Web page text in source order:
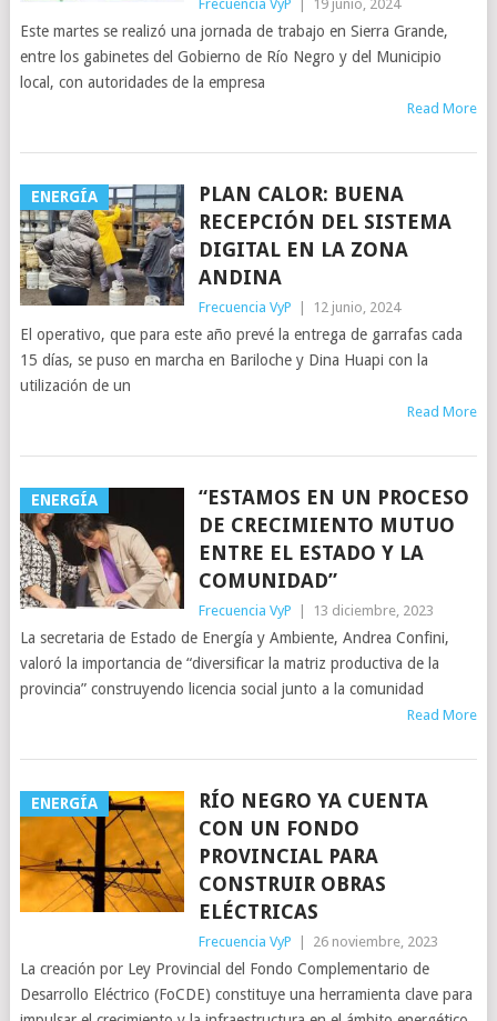
Frecuencia VyP 19 junio, 2024
Este martes se realizó una jornada de trabajo en Sierra Grande,
entre los gabinetes del Gobierno de Río Negro y del Municipio
local, con autoridades de la empresa
Read More
ENERGÍA
PLAN CALOR: BUENA
RECEPCIÓN DEL SISTEMA
DIGITAL EN LA ZONA
ANDINA
Frecuencia VyP 12 junio, 2024
El operativo, que para este año prevé la entrega de garrafas cada
15 días, se puso en marcha en Bariloche y Dina Huapi con la
utilización de un
Read More
ENERGÍA
“ESTAMOS EN UN PROCESO
DE CRECIMIENTO MUTUO
ENTRE EL ESTADO Y LA
COMUNIDAD”
Frecuencia VyP 13 diciembre, 2023
La secretaria de Estado de Energía y Ambiente, Andrea Confini,
valoró la importancia de “diversificar la matriz productiva de la
provincia” construyendo licencia social junto a la comunidad
Read More
ENERGÍA
RÍO NEGRO YA CUENTA
CON UN FONDO
PROVINCIAL PARA
CONSTRUIR OBRAS
ELÉCTRICAS
Frecuencia VyP 26 noviembre, 2023
La creación por Ley Provincial del Fondo Complementario de
Desarrollo Eléctrico (FoCDE) constituye una herramienta clave para